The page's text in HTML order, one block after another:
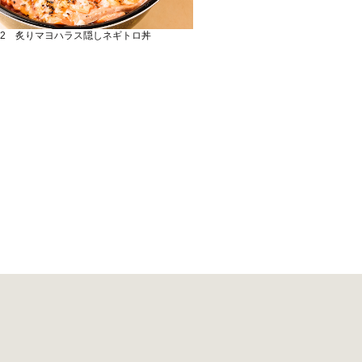
炙りマヨハラス隠しネギトロ丼